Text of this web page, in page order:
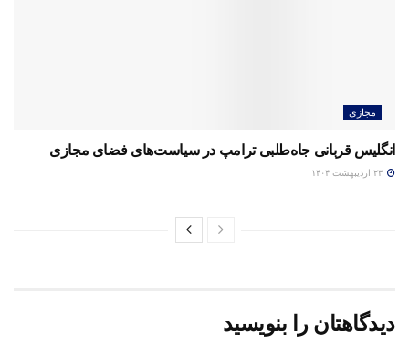
مجازی
انگلیس قربانی جاه‌طلبی ترامپ در سیاست‌های فضای مجازی
دیدگاهتان را بنویسید